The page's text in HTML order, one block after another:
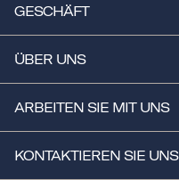
GESCHÄFT
ÜBER UNS
ARBEITEN SIE MIT UNS
KONTAKTIEREN SIE UNS